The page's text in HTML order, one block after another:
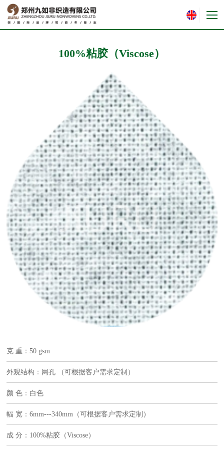
100%粘胶（Viscose）
克 重：50 gsm
外观结构：网孔 （可根据客户需求定制）
颜 色：白色
幅 宽：6mm---340mm（可根据客户需求定制）
成 分：100%粘胶（Viscose）